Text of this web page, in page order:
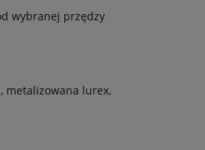
wybranej przędzy
metalizowana lurex,